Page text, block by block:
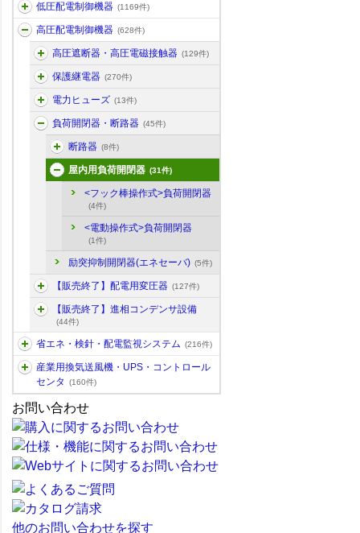
低圧配電制御機器 (1169件)
高圧配電制御機器 (628件)
高圧遮断器・高圧電磁接触器 (129件)
保護継電器 (270件)
電力ヒューズ (13件)
負荷開閉器・断路器 (45件)
断路器 (8件)
屋内用負荷開閉器 (31件)
<フック棒操作式>負荷開閉器
(4件)
<電動操作式>負荷開閉器
(1件)
励突抑制開閉器(エネセーバ) (5件)
【販売終了】配電用変圧器 (127件)
【販売終了】進相コンデンサ設備
(44件)
省エネ・検針・配電監視システム (216件)
産業用換気送風機・UPS・コントロール
センタ
(160件)
お問い合わせ
他のお問い合わせを探す